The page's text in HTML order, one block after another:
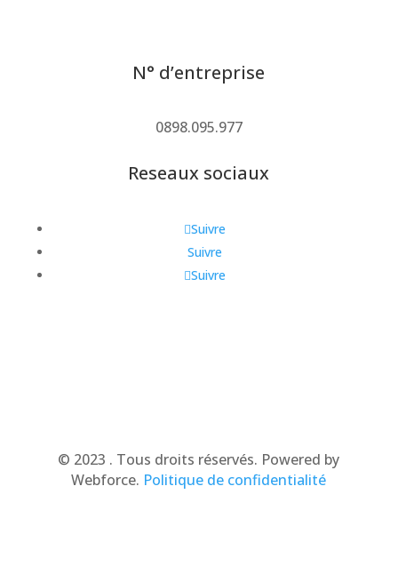
N° d’entreprise
0898.095.977
Reseaux sociaux
Suivre
Suivre
Suivre
© 2023 . Tous droits réservés. Powered by
Webforce. Politique de confidentialité